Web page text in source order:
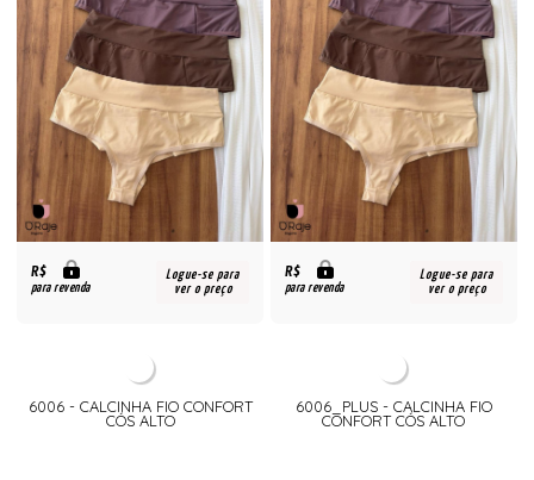
R$
para revenda
Logue-se para
ver o preço
6006 - CALCINHA FIO CONFORT
CÓS ALTO
R$
para revenda
Logue-se para
ver o preço
6006_PLUS - CALCINHA FIO
CONFORT CÓS ALTO